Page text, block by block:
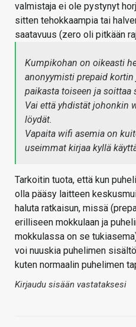
valmistaja ei ole pystynyt
sitten tehokkaampia tai
saatavuus (zero oli pitkään
Kumpikohan on oikeasti
anonyymisti prepaid
paikasta toiseen ja soittaa
Vai että yhdistät johonkin
löydät.
Vapaita wifi asemia on
useimmat kirjaa kyllä
Tarkoitin tuota, että kun
olla pääsy laitteen
haluta ratkaisun, missä
erilliseen mokkulaan ja
mokkulassa on se
voi nuuskia puhelimen
kuten normaalin puhelimen
Kirjaudu sisään vastataksesi